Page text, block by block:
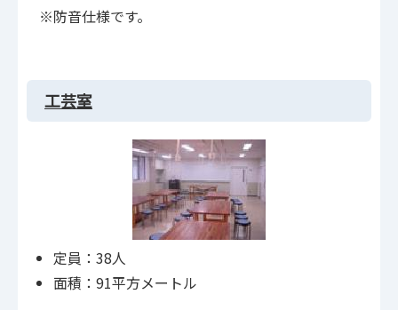
※防音仕様です。
工芸室
定員：38人
面積：91平方メートル